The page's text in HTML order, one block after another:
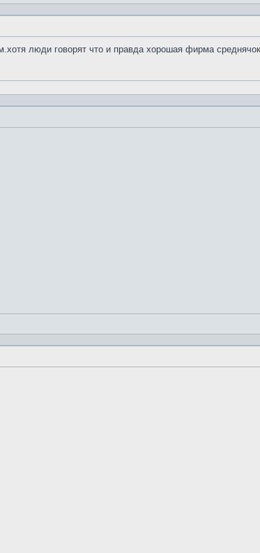
люди говорят что и правда хорошая фирма среднячок